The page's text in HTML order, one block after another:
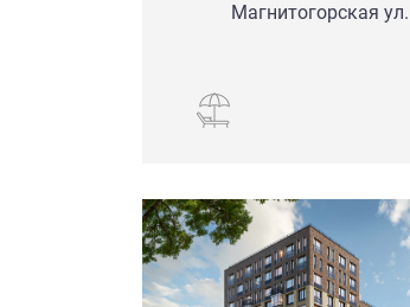
Магнитогорская ул.